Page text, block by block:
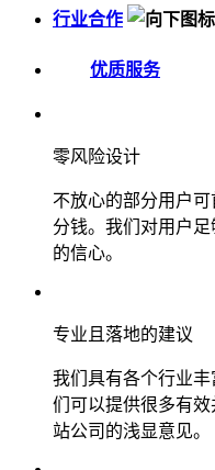
行业合作
优质服务
零风险设计
不放心的部分用户
分钱。我们对用户
的信心。
专业且落地的建议
我们具有各个行业
们可以提供很多有
站公司的浅显意见。